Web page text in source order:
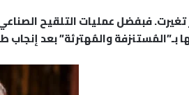
بـ”المُستنزفة والمُهترئة” بعد إنجاب